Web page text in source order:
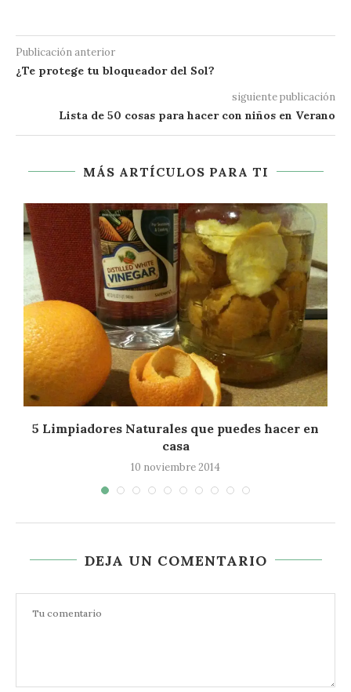
Publicación anterior
¿Te protege tu bloqueador del Sol?
siguiente publicación
Lista de 50 cosas para hacer con niños en Verano
MÁS ARTÍCULOS PARA TI
5 Limpiadores Naturales que puedes hacer en
casa
10 noviembre 2014
DEJA UN COMENTARIO